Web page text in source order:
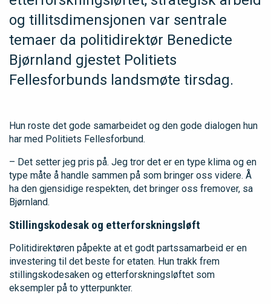
og tillitsdimensjonen var sentrale
temaer da politidirektør Benedicte
Bjørnland gjestet Politiets
Fellesforbunds landsmøte tirsdag.
Hun roste det gode samarbeidet og den gode dialogen hun
har med Politiets Fellesforbund.
– Det setter jeg pris på. Jeg tror det er en type klima og en
type måte å handle sammen på som bringer oss videre. Å
ha den gjensidige respekten, det bringer oss fremover, sa
Bjørnland.
Stillingskodesak og etterforskningsløft
Politidirektøren påpekte at et godt partssamarbeid er en
investering til det beste for etaten. Hun trakk frem
stillingskodesaken og etterforskningsløftet som
eksempler på to ytterpunkter.